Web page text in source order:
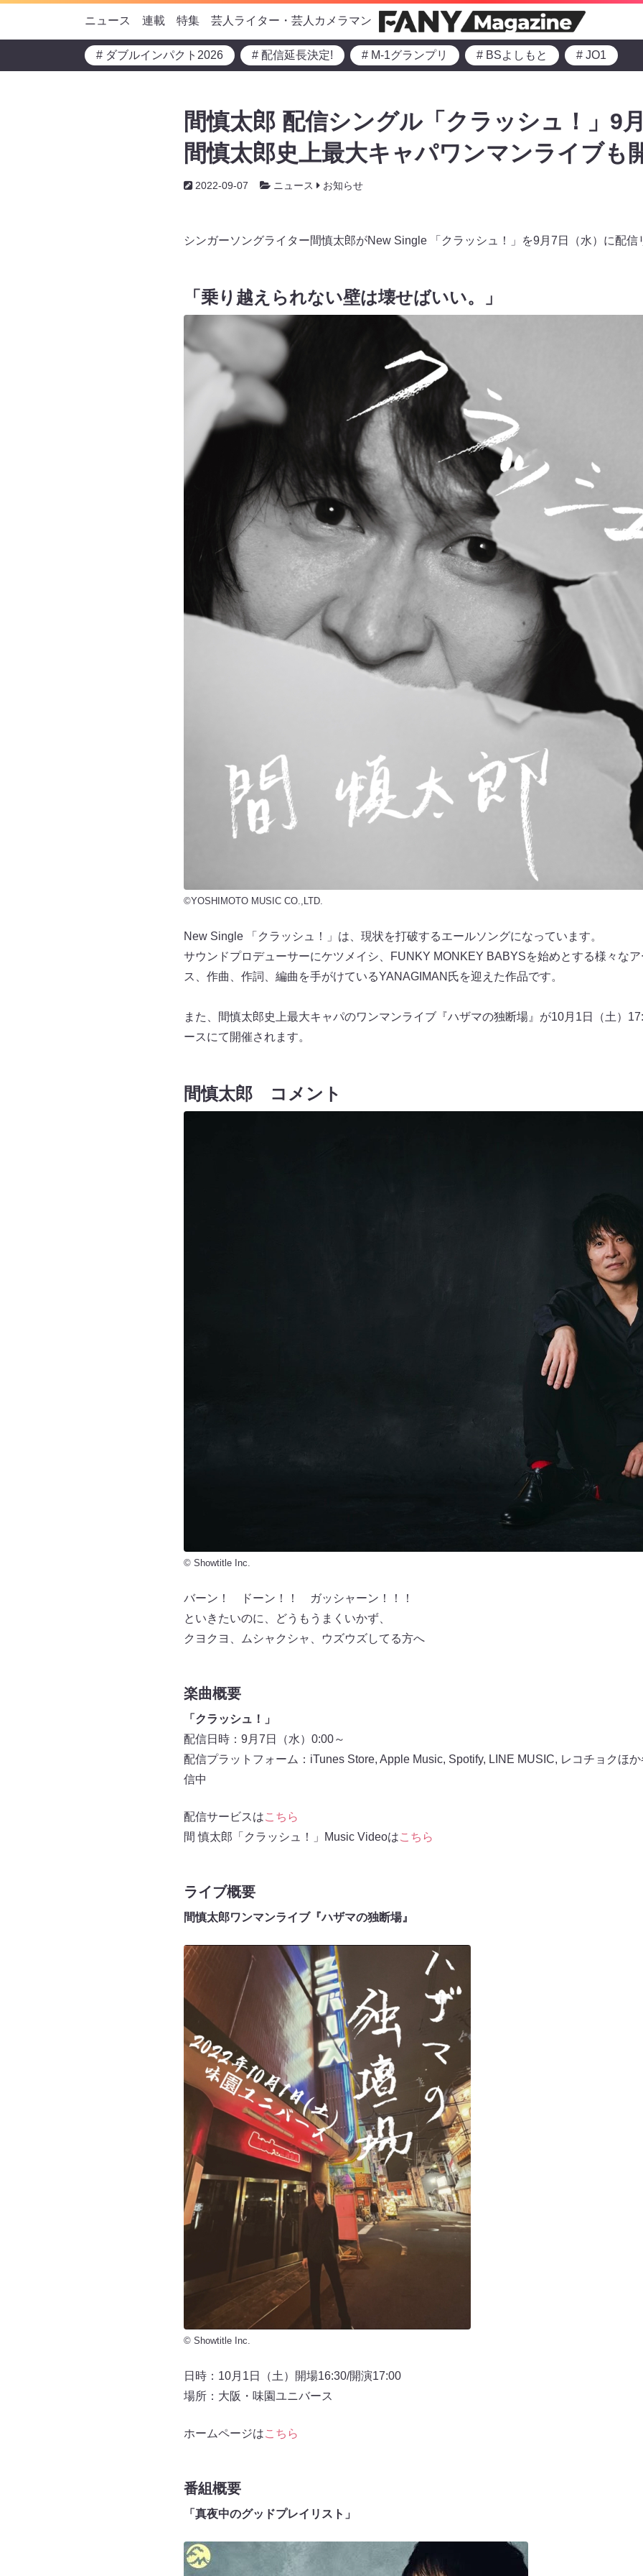
ニュース 連載 特集 芸人ライター・芸人カメラマン
# ダブルインパクト2026 # 配信延長決定! # M-1グランプリ # BSよしもと # JO1
間慎太郎 配信シングル「クラッシュ！」9
間慎太郎史上最大キャパワンマンライブも
2022-09-07 ニュース お知らせ
シンガーソングライター間慎太郎がNew Single 「クラッシュ！」を9月7日（水）に配信
「乗り越えられない壁は壊せばいい。」
©YOSHIMOTO MUSIC CO.,LTD.
New Single 「クラッシュ！」は、現状を打破するエールソングになっています。
サウンドプロデューサーにケツメイシ、FUNKY MONKEY BABYSを始めとする様々な
ス、作曲、作詞、編曲を手がけているYANAGIMAN氏を迎えた作品です。
また、間慎太郎史上最大キャパのワンマンライブ『ハザマの独断場』が10月1日（土）
ースにて開催されます。
間慎太郎 コメント
© Showtitle Inc.
バーン！ ドーン！！ ガッシャーン！！！
といきたいのに、どうもうまくいかず、
クヨクヨ、ムシャクシャ、ウズウズしてる方へ
楽曲概要
「クラッシュ！」
配信日時：9月7日（水）0:00～
配信プラットフォーム：iTunes Store, Apple Music, Spotify, LINE MUSIC, レコチョクほ
信中
配信サービスはこちら
間 慎太郎「クラッシュ！」Music Videoはこちら
ライブ概要
間慎太郎ワンマンライブ『ハザマの独断場』
© Showtitle Inc.
日時：10月1日（土）開場16:30/開演17:00
場所：大阪・味園ユニバース
ホームページはこちら
番組概要
「真夜中のグッドプレイリスト」